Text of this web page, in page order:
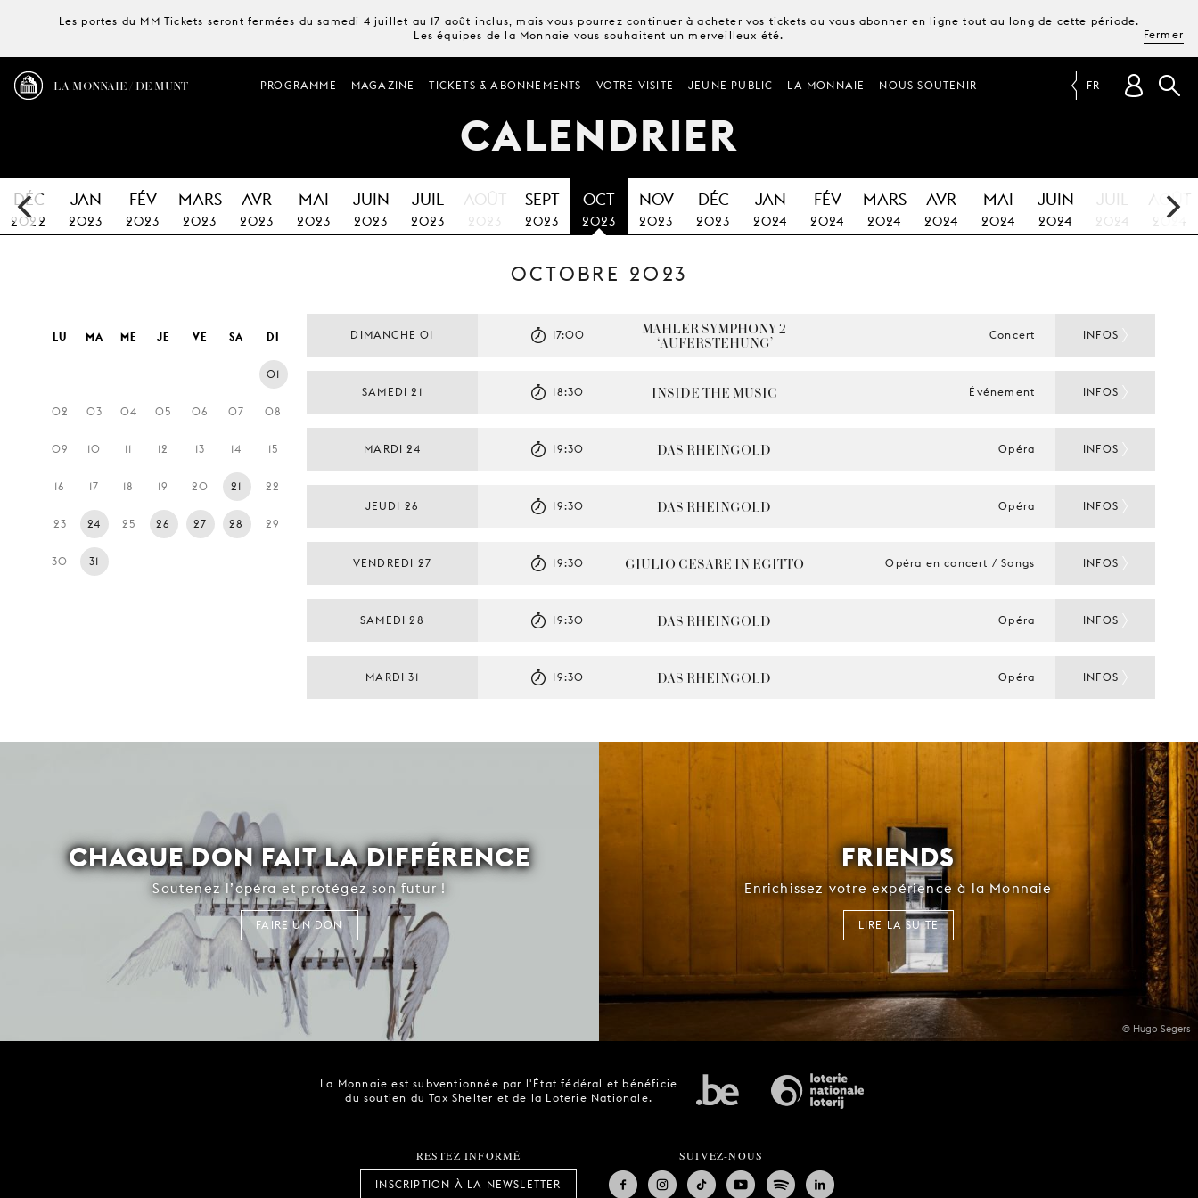
Les portes du MM Tickets seront fermées du samedi 4 juillet au 17 août inclus, mais vous pourrez continuer à acheter vos tickets ou vous abonner en ligne tout au long de cette période.
Les équipes de la Monnaie vous souhaitent un merveilleux été.
Fermer
LA MONNAIE / DE MUNT PROGRAMME MAGAZINE TICKETS & ABONNEMENTS VOTRE VISITE JEUNE PUBLIC LA MONNAIE NOUS SOUTENIR FR
CALENDRIER
DÉC
2022
JAN
2023
FÉV
2023
MARS
2023
AVR
2023
MAI
2023
JUIN
2023
JUIL
2023
AOÛT
2023
SEPT
2023
OCT
2023
NOV
2023
DÉC
2023
JAN
2024
FÉV
2024
MARS
2024
AVR
2024
MAI
2024
JUIN
2024
JUIL
2024
AOÛT
2024
OCTOBRE 2023
LU MA ME JE VE SA DI
01
02 03 04 05 06 07 08
09 10 11 12 13 14 15
16 17 18 19 20 21 22
23 24 25 26 27 28 29
30 31
DIMANCHE 01 MAHLER SYMPHONY 2
‘AUFERSTEHUNG’
17:00 Concert INFOS
SAMEDI 21 INSIDE THE MUSIC
18:30 Événement INFOS
MARDI 24 DAS RHEINGOLD
19:30 Opéra INFOS
JEUDI 26 DAS RHEINGOLD
19:30 Opéra INFOS
VENDREDI 27 GIULIO CESARE IN EGITTO
19:30 Opéra en concert / Songs INFOS
SAMEDI 28 DAS RHEINGOLD
19:30 Opéra INFOS
MARDI 31 DAS RHEINGOLD
19:30 Opéra INFOS
CHAQUE DON FAIT LA DIFFÉRENCE
Soutenez l’opéra et protégez son futur !
FAIRE UN DON
© Hugo Segers
FRIENDS
Enrichissez votre expérience à la Monnaie
LIRE LA SUITE
La Monnaie est subventionnée par l'État fédéral et bénéficie
du soutien du Tax Shelter et de la Loterie Nationale.
RESTEZ INFORMÉ
INSCRIPTION À LA NEWSLETTER
SUIVEZ-NOUS